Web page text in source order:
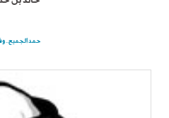
حمد الجميح..